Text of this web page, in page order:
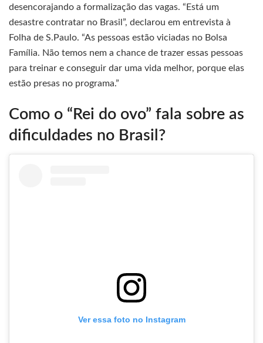
desencorajando a formalização das vagas. “Está um
desastre contratar no Brasil”, declarou em entrevista à
Folha de S.Paulo. “As pessoas estão viciadas no Bolsa
Família. Não temos nem a chance de trazer essas pessoas
para treinar e conseguir dar uma vida melhor, porque elas
estão presas no programa.”
Como o “Rei do ovo” fala sobre as
dificuldades no Brasil?
Ver essa foto no Instagram